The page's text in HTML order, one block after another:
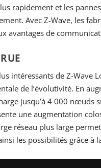
rapidement et les
Avec Z-Wave, les
avantages de
intéressants de Z-
de l’évolutivité. En
jusqu’à 4 000 nœuds
une augmentation
réseau plus large
les possibilités grâce à